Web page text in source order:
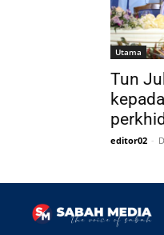
Utama
Tun
editor02 -